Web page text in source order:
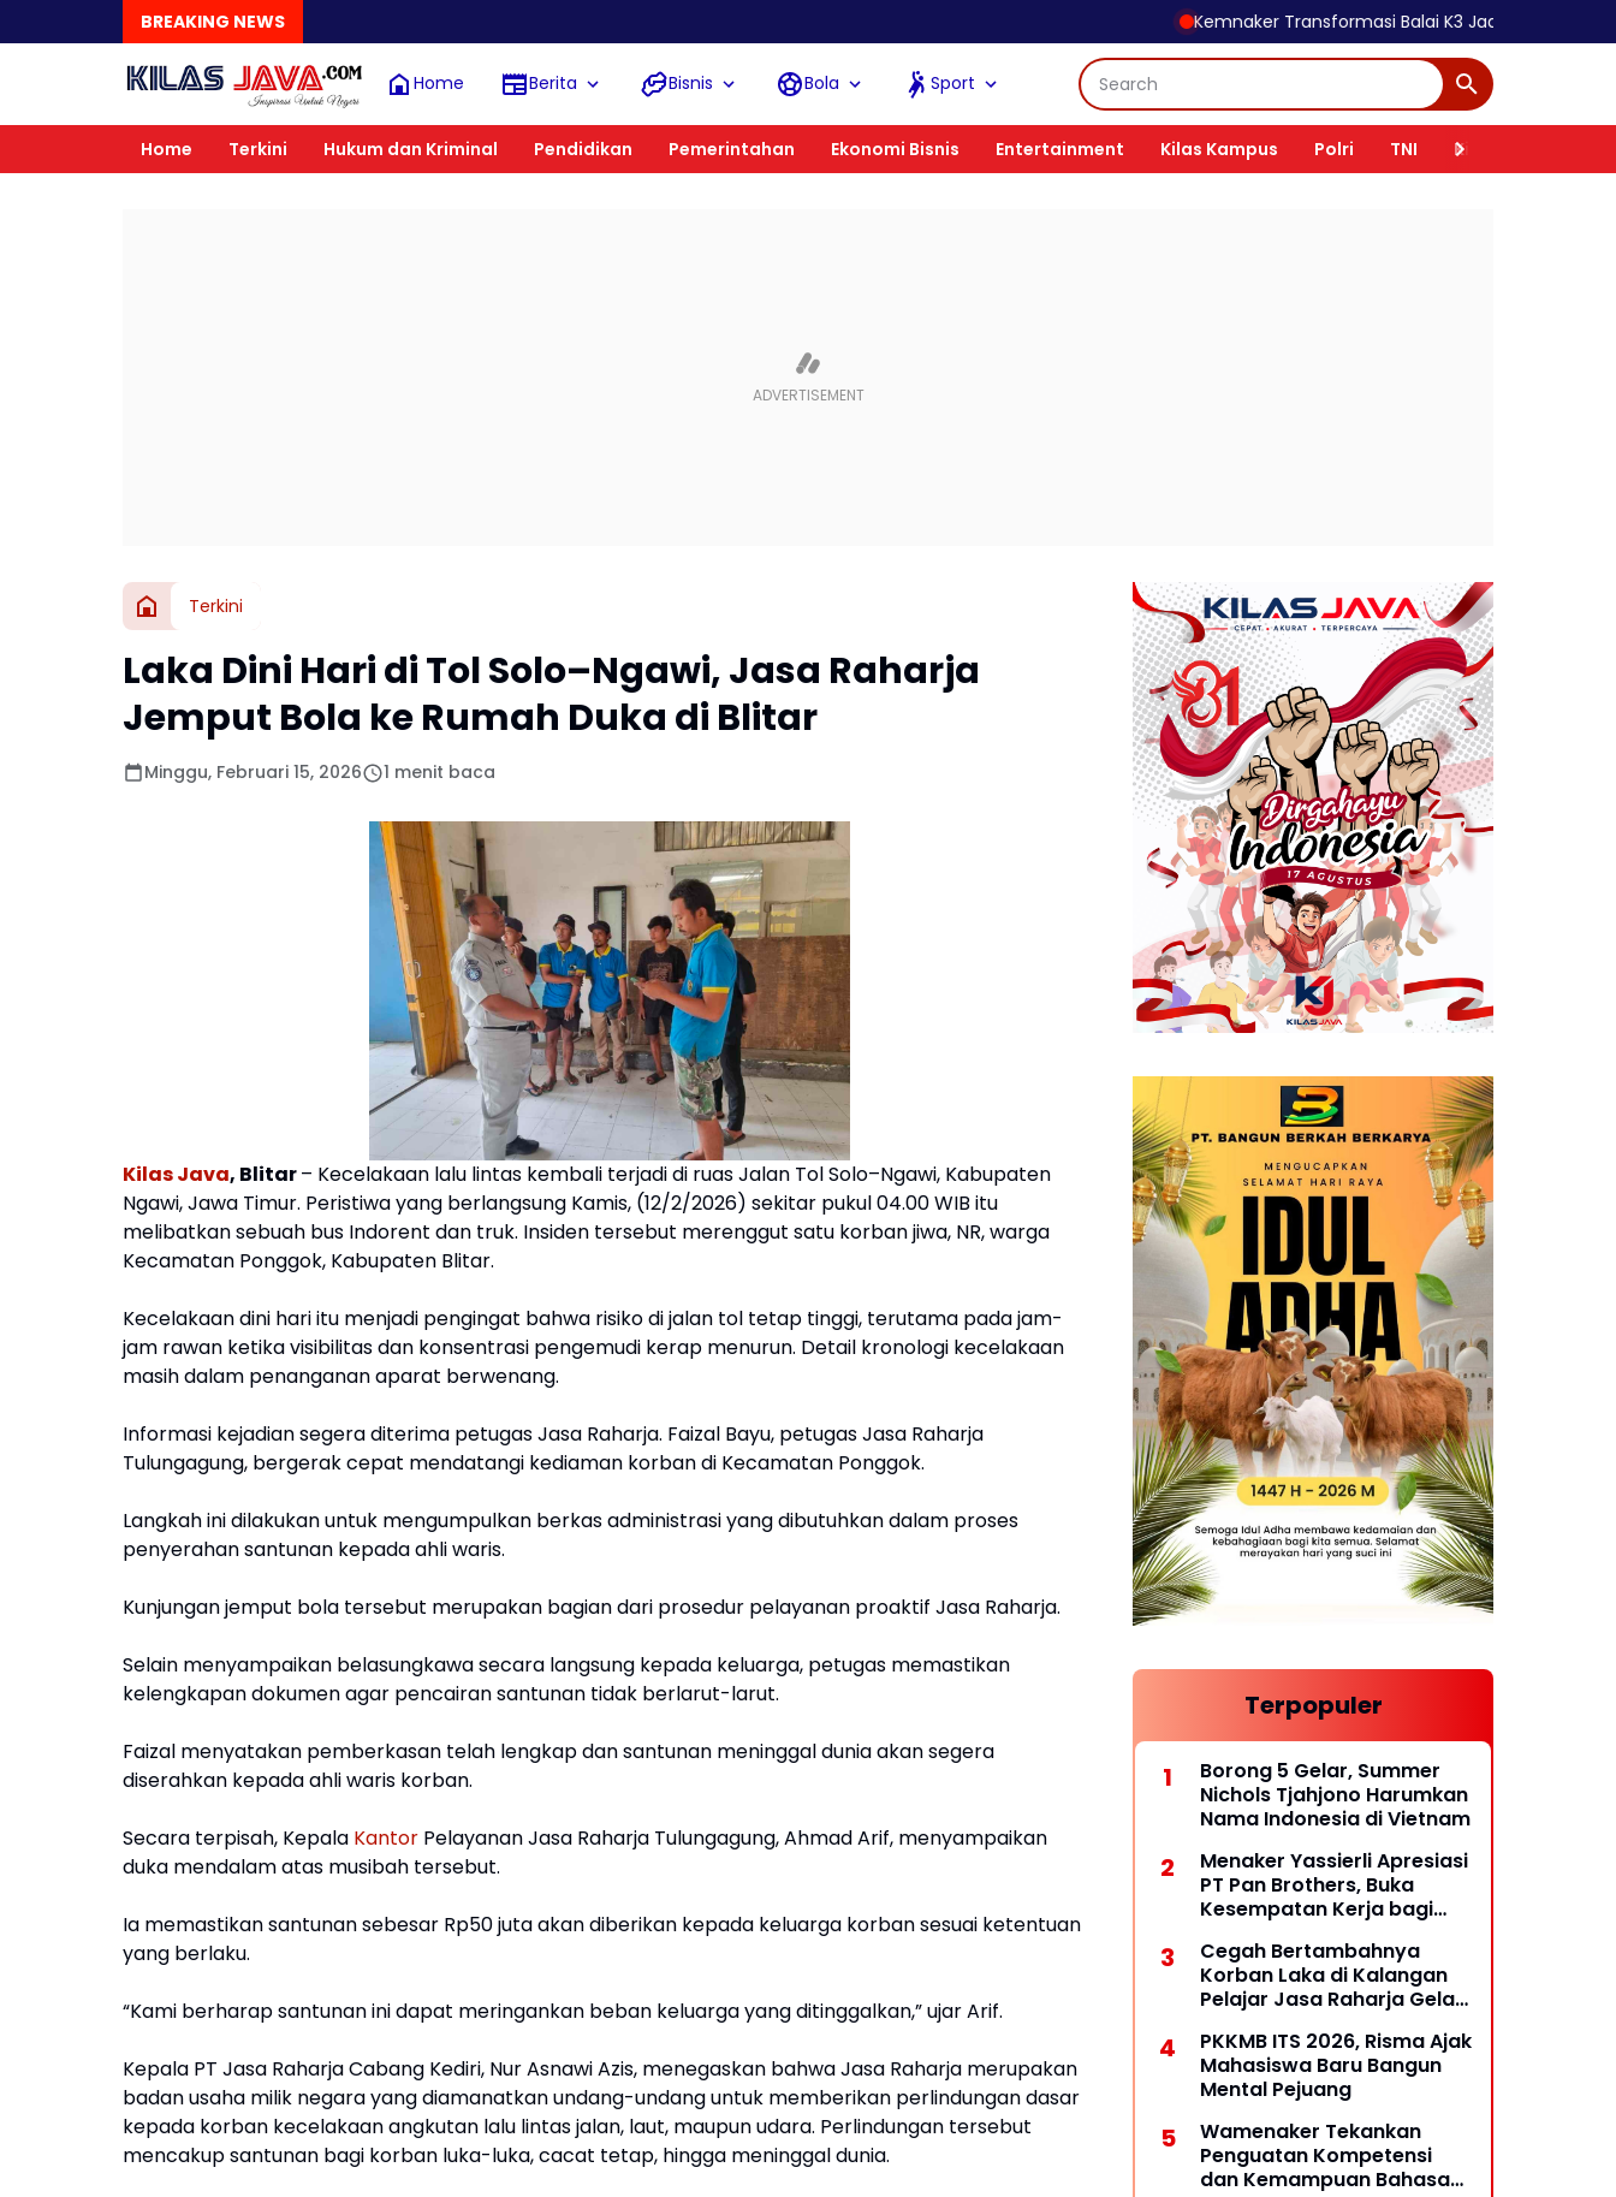
BREAKING NEWS Kemnaker Transformasi Balai K3 Jadi Garda Terdepan
Home Berita Bisnis Bola Sport
Home Terkini Hukum dan Kriminal Pendidikan Pemerintahan Ekonomi Bisnis Entertainment Kilas Kampus Polri TNI Kilas Tokoh
Terkini
Laka Dini Hari di Tol Solo–Ngawi, Jasa Raharja
Jemput Bola ke Rumah Duka di Blitar
Minggu, Februari 15, 2026 1 menit baca
Kilas Java, Blitar– Kecelakaan lalu lintas kembali terjadi di ruas Jalan Tol Solo–Ngawi, Kabupaten
Ngawi, Jawa Timur. Peristiwa yang berlangsung Kamis, (12/2/2026) sekitar pukul 04.00 WIB itu
melibatkan sebuah bus Indorent dan truk. Insiden tersebut merenggut satu korban jiwa, NR, warga
Kecamatan Ponggok, Kabupaten Blitar.
Kecelakaan dini hari itu menjadi pengingat bahwa risiko di jalan tol tetap tinggi, terutama pada jam-
jam rawan ketika visibilitas dan konsentrasi pengemudi kerap menurun. Detail kronologi kecelakaan
masih dalam penanganan aparat berwenang.
Informasi kejadian segera diterima petugas Jasa Raharja. Faizal Bayu, petugas Jasa Raharja
Tulungagung, bergerak cepat mendatangi kediaman korban di Kecamatan Ponggok.
Langkah ini dilakukan untuk mengumpulkan berkas administrasi yang dibutuhkan dalam proses
penyerahan santunan kepada ahli waris.
Kunjungan jemput bola tersebut merupakan bagian dari prosedur pelayanan proaktif Jasa Raharja.
Selain menyampaikan belasungkawa secara langsung kepada keluarga, petugas memastikan
kelengkapan dokumen agar pencairan santunan tidak berlarut-larut.
Faizal menyatakan pemberkasan telah lengkap dan santunan meninggal dunia akan segera
diserahkan kepada ahli waris korban.
Secara terpisah, Kepala Kantor Pelayanan Jasa Raharja Tulungagung, Ahmad Arif, menyampaikan
duka mendalam atas musibah tersebut.
Ia memastikan santunan sebesar Rp50 juta akan diberikan kepada keluarga korban sesuai ketentuan
yang berlaku.
“Kami berharap santunan ini dapat meringankan beban keluarga yang ditinggalkan,” ujar Arif.
Kepala PT Jasa Raharja Cabang Kediri, Nur Asnawi Azis, menegaskan bahwa Jasa Raharja merupakan
badan usaha milik negara yang diamanatkan undang-undang untuk memberikan perlindungan dasar
kepada korban kecelakaan angkutan lalu lintas jalan, laut, maupun udara. Perlindungan tersebut
mencakup santunan bagi korban luka-luka, cacat tetap, hingga meninggal dunia.
Terpopuler
Borong 5 Gelar, Summer
Nichols Tjahjono Harumkan
Nama Indonesia di Vietnam
Menaker Yassierli Apresiasi
PT Pan Brothers, Buka
Kesempatan Kerja bagi
Cegah Bertambahnya
Korban Laka di Kalangan
Pelajar Jasa Raharja Gelar
PKKMB ITS 2026, Risma Ajak
Mahasiswa Baru Bangun
Mental Pejuang
Wamenaker Tekankan
Penguatan Kompetensi
dan Kemampuan Bahasa